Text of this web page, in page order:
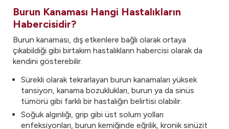
Burun Kanaması Hangi Hastalıkların
Habercisidir?
Burun kanaması, dış etkenlere bağlı olarak ortaya
çıkabildiği gibi birtakım hastalıkların habercisi olarak da
kendini gösterebilir.
Sürekli olarak tekrarlayan burun kanamaları yüksek
tansiyon, kanama bozuklukları, burun ya da sinüs
tümörü gibi farklı bir hastalığın belirtisi olabilir.
Soğuk algınlığı, grip gibi üst solum yolları
enfeksiyonları, burun kemiğinde eğrilik, kronik sinüzit